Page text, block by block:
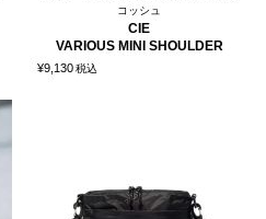
コッシュ
CIE
VARIOUS MINI SHOULDER
¥9,130税込